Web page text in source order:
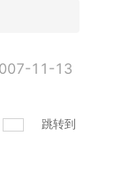
11-13
跳转到